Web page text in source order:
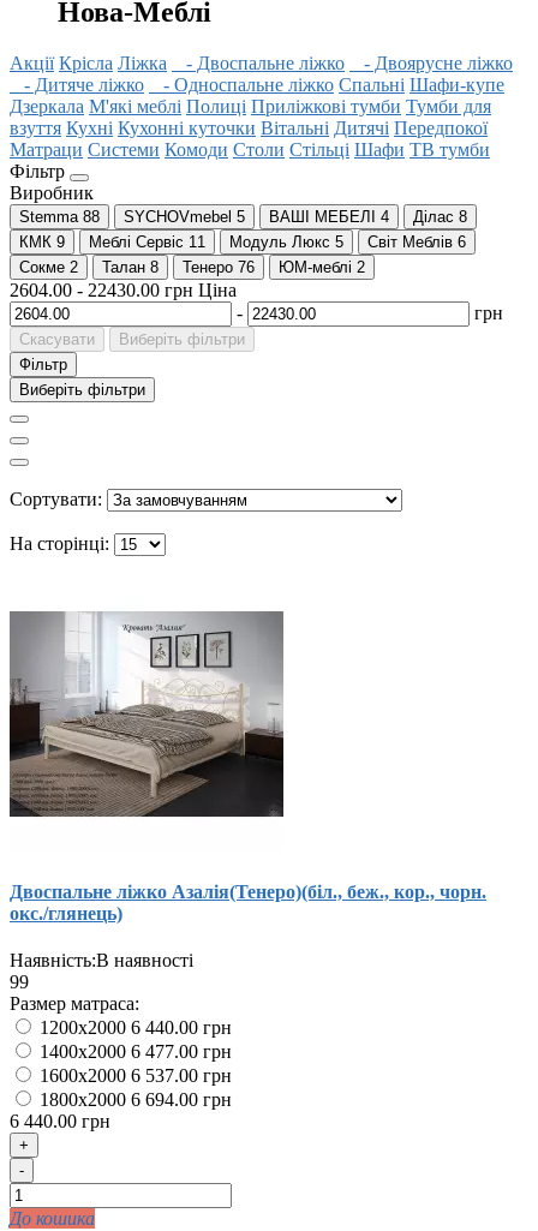
Нова-Меблі
Акції Крісла Ліжка - Двоспальне ліжко
- Двоярусне ліжко
- Дитяче ліжко
- Односпальне ліжко Спальні Шафи-купе
Дзеркала М'які меблі Полиці Приліжкові тумби Тумби для
взуття Кухні Кухонні куточки Вітальні Дитячі Передпокої
Матраци Системи Комоди Столи Стільці Шафи ТВ тумби
Фільтр
Виробник
Stemma 88 SYCHOVmebel 5 ВАШІ МЕБЕЛІ 4 Ділас 8
КМК 9 Меблі Сервіс 11 Модуль Люкс 5 Свiт Меблiв 6
Сокме 2 Талан 8 Тенеро 76 ЮМ-меблі 2
2604.00 - 22430.00 грн Ціна
-
грн
Скасувати
Виберіть фільтри
Фільтр
Виберіть фільтри
Сортувати:
На сторінці:
Двоспальне ліжко Азалія(Тенеро)(біл., беж., кор., чорн.
окс./глянець)
Наявність:В наявності
99
Размер матраса:
1200x2000 6 440.00 грн
1400x2000 6 477.00 грн
1600x2000 6 537.00 грн
1800x2000 6 694.00 грн
6 440.00 грн
+
-
До кошика